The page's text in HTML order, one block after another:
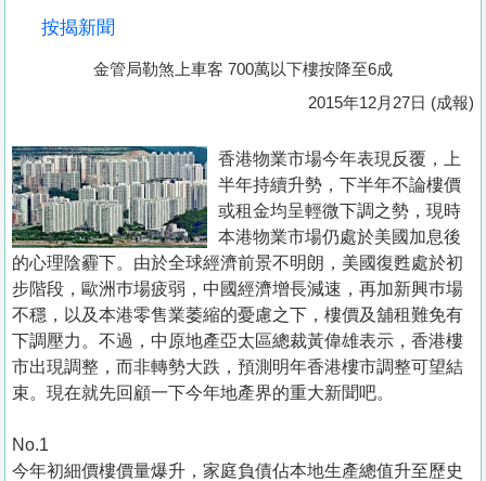
置
業
手
冊
關
於
我
們
按揭新聞
金管局勒煞上車客 700萬以下樓按降至6成
2015年12月27日 (成報)
香港物業市場今年表現反覆，上
半年持續升勢，下半年不論樓價
或租金均呈輕微下調之勢，現時
本港物業市場仍處於美國加息後
的心理陰霾下。由於全球經濟前景不明朗，美國復甦處於初
步階段，歐洲巿場疲弱，中國經濟增長減速，再加新興巿場
不穩，以及本港零售業萎縮的憂慮之下，樓價及舖租難免有
下調壓力。不過，中原地產亞太區總裁黃偉雄表示，香港樓
市出現調整，而非轉勢大跌，預測明年香港樓市調整可望結
束。現在就先回顧一下今年地產界的重大新聞吧。
No.1
今年初細價樓價量爆升，家庭負債佔本地生產總值升至歷史